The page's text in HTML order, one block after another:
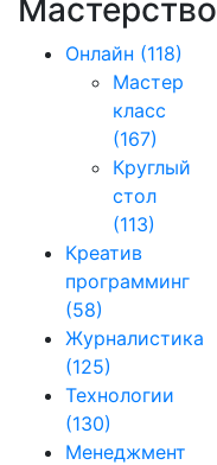
Мастерство
Онлайн (118)
Мастер
класс
(167)
Круглый
стол
(113)
Креатив
программинг
(58)
Журналистика
(125)
Технологии
(130)
Менеджмент